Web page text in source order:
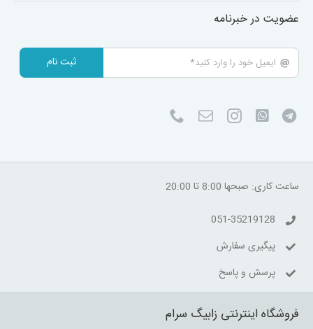
عضویت در خبرنامه
ثبت نام
ساعت کاری: صبحها 8:00 تا 20:00
051-35219128
پیگیری سفارش
پرسش و پاسخ
فروشگاه اینترنتی زابیگ سرام